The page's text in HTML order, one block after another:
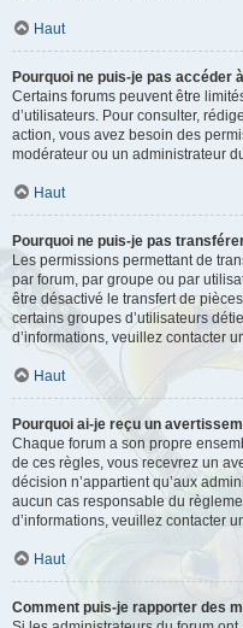
Haut
Pourquoi ne puis-je pas accéder
Certains forums peuvent être
d’utilisateurs. Pour consulter,
action, vous avez besoin des
modérateur ou un administrateur
Haut
Pourquoi ne puis-je pas
Les permissions permettant de
par forum, par groupe ou par
être désactivé le transfert de
certains groupes d’utilisateurs
d’informations, veuillez contacter
Haut
Pourquoi ai-je reçu un
Chaque forum a son propre
de ces règles, vous recevrez un
décision n’appartient qu’aux
aucun cas responsable du
d’informations, veuillez contacter
Haut
Comment puis-je rapporter des